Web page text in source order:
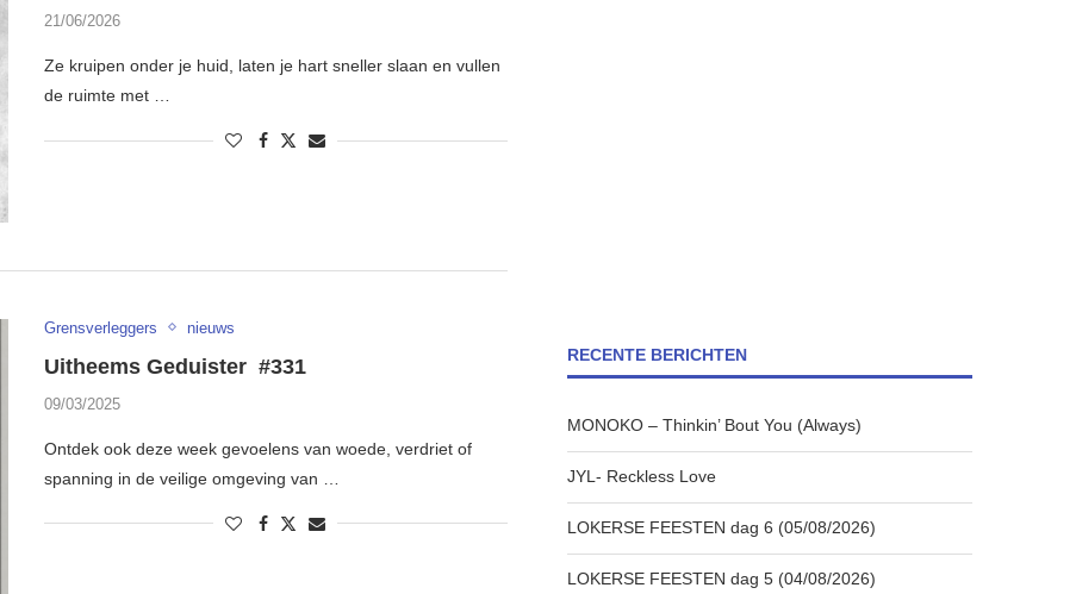
21/06/2026
Ze kruipen onder je huid, laten je hart sneller slaan en vullen
de ruimte met …
Grensverleggers nieuws
Uitheems Geduister #331
09/03/2025
Ontdek ook deze week gevoelens van woede, verdriet of
spanning in de veilige omgeving van …
RECENTE BERICHTEN
MONOKO – Thinkin’ Bout You (Always)
JYL- Reckless Love
LOKERSE FEESTEN dag 6 (05/08/2026)
LOKERSE FEESTEN dag 5 (04/08/2026)